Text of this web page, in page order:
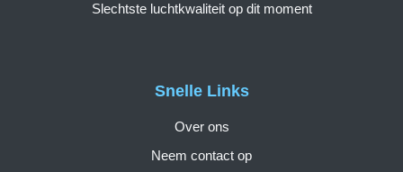
Snelle Links
Over ons
Neem contact op
Slechtste luchtkwaliteit op dit moment